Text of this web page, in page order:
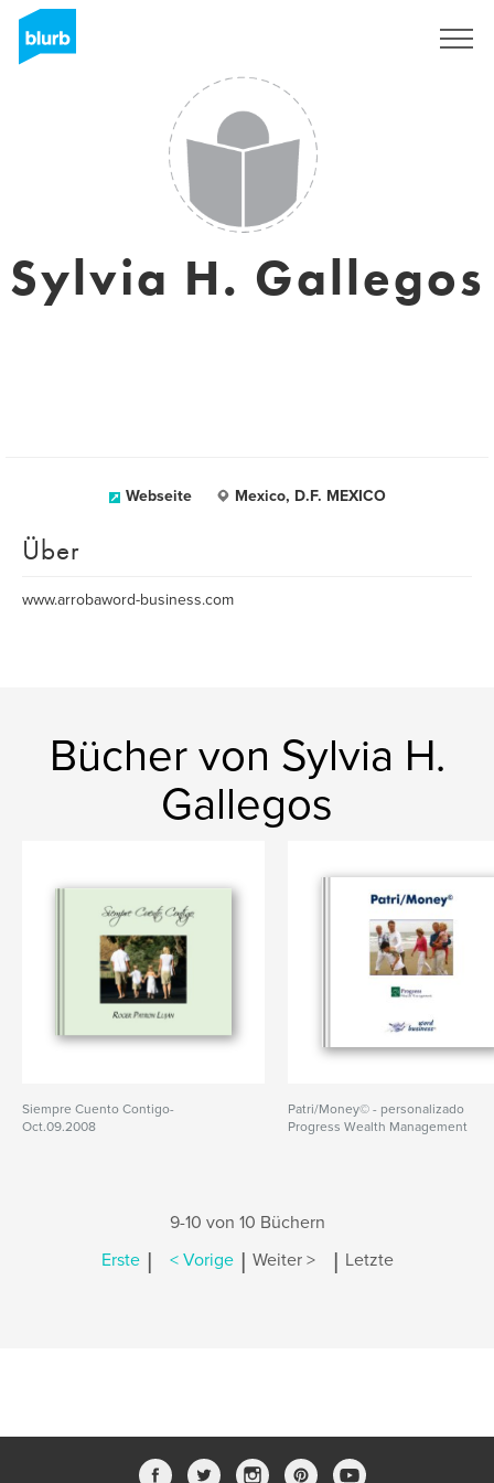
Sylvia H. Gallegos
Webseite Mexico, D.F. MEXICO
Über
www.arrobaword-business.com
Bücher von Sylvia H.
Gallegos
Siempre Cuento Contigo-
Oct.09.2008
Patri/Money© - personalizado
Progress Wealth Management
9-10 von 10 Büchern
Erste | < Vorige | Weiter > | Letzte